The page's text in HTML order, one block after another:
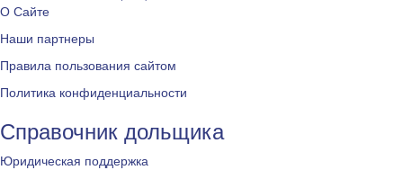
О Сайте
Наши партнеры
Правила пользования сайтом
Политика конфиденциальности
Справочник дольщика
Юридическая поддержка